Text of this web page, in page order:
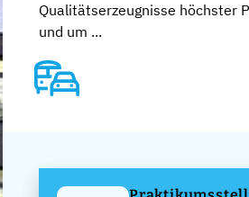
Qualitätserzeugnisse höchster
und um ...